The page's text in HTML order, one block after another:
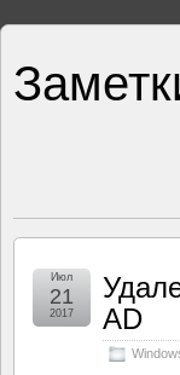
AD
Июл
21
2017